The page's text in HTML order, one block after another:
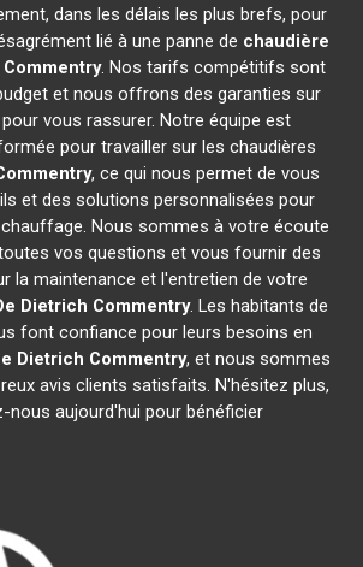
dans les délais les plus brefs, pour
lié à une panne de chaudière
Commentry. Nos tarifs compétitifs sont
et nous offrons des garanties sur
vous rassurer. Notre équipe est
pour travailler sur les chaudières
, ce qui nous permet de vous
et des solutions personnalisées pour
Nous sommes à votre écoute
vos questions et vous fournir des
la maintenance et l'entretien de votre
Dietrich Commentry. Les habitants de
font confiance pour leurs besoins en
Dietrich Commentry, et nous sommes
avis clients satisfaits. N'hésitez plus,
nous aujourd'hui pour bénéficier